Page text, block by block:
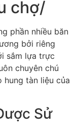
chợ/
phần nhiều băn
bởi riêng
sắm lựa trực
chuyên chú
tàn liệu của
Sử